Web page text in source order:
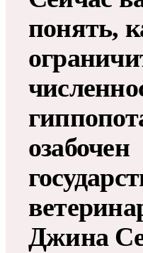
понять,
озабочен
Джина